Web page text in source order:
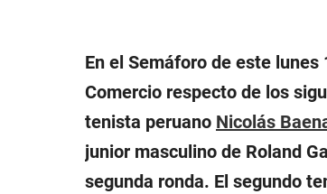
En el Semáforo de este
Comercio respecto de los
tenista peruano Nicolás
junior masculino de Roland
segunda ronda. El segundo